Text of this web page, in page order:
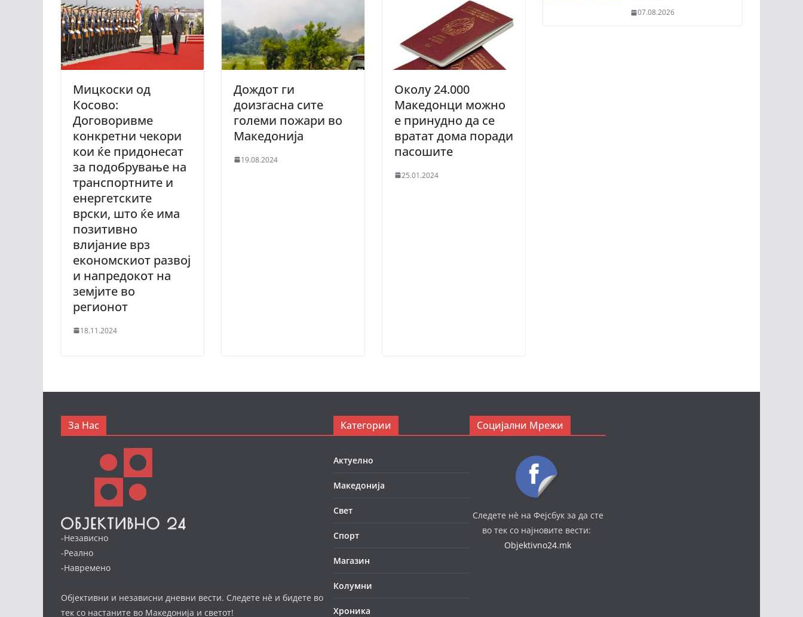
Мицкоски од
Косово:
Договоривме
конкретни чекори
кои ќе придонесат
за подобрување на
транспортните и
енергетските
врски, што ќе има
позитивно
влијание врз
економскиот развој
и напредокот на
земјите во
регионот
18.11.2024
Дождот ги
доизгасна сите
големи пожари во
Македонија
19.08.2024
Околу 24.000
Македонци можно
е принудно да се
вратат дома поради
пасошите
25.01.2024
07.08.2026
За Нас
-Независно
-Реално
-Навремено
Објективни и независни дневни вести. Следете нè и бидете во
тек со настаните во Македонија и светот!
Категории
Актуелно
Македонија
Свет
Спорт
Магазин
Колумни
Хроника
Социјални Мрежи
Следете нè на Фејсбук за да сте
во тек со најновите вести:
Objektivno24.mk